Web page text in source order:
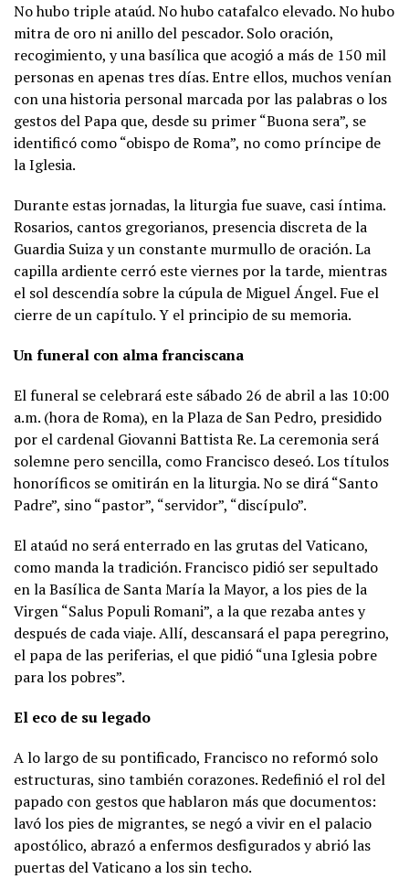
No hubo triple ataúd. No hubo catafalco elevado. No hubo
mitra de oro ni anillo del pescador. Solo oración,
recogimiento, y una basílica que acogió a más de 150 mil
personas en apenas tres días. Entre ellos, muchos venían
con una historia personal marcada por las palabras o los
gestos del Papa que, desde su primer “Buona sera”, se
identificó como “obispo de Roma”, no como príncipe de
la Iglesia.
Durante estas jornadas, la liturgia fue suave, casi íntima.
Rosarios, cantos gregorianos, presencia discreta de la
Guardia Suiza y un constante murmullo de oración. La
capilla ardiente cerró este viernes por la tarde, mientras
el sol descendía sobre la cúpula de Miguel Ángel. Fue el
cierre de un capítulo. Y el principio de su memoria.
Un funeral con alma franciscana
El funeral se celebrará este sábado 26 de abril a las 10:00
a.m. (hora de Roma), en la Plaza de San Pedro, presidido
por el cardenal Giovanni Battista Re. La ceremonia será
solemne pero sencilla, como Francisco deseó. Los títulos
honoríficos se omitirán en la liturgia. No se dirá “Santo
Padre”, sino “pastor”, “servidor”, “discípulo”.
El ataúd no será enterrado en las grutas del Vaticano,
como manda la tradición. Francisco pidió ser sepultado
en la Basílica de Santa María la Mayor, a los pies de la
Virgen “Salus Populi Romani”, a la que rezaba antes y
después de cada viaje. Allí, descansará el papa peregrino,
el papa de las periferias, el que pidió “una Iglesia pobre
para los pobres”.
El eco de su legado
A lo largo de su pontificado, Francisco no reformó solo
estructuras, sino también corazones. Redefinió el rol del
papado con gestos que hablaron más que documentos:
lavó los pies de migrantes, se negó a vivir en el palacio
apostólico, abrazó a enfermos desfigurados y abrió las
puertas del Vaticano a los sin techo.